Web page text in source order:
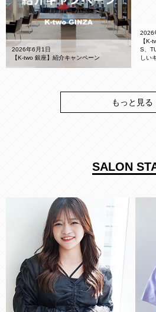
2026年6月1日
【K-two 銀座】紹介キャンペーン
2026
【K-
S、
しい
もっと見る
SALON